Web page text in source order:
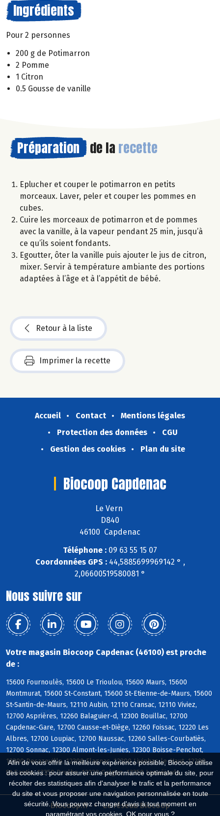
Afin de vous offrir la meilleure expérience possible, Biocoop utilise
des cookies : pour assurer une performance optimale du site, pour
récolter des statistiques afin d'analyser le trafic et la performance
du site et vous proposer une navigation personnalisée en toute
sécurité. Vous pouvez changer d'avis à tout moment en
paramétrant vos cookies. OK pour vous ?
Ingrédients
Pour 2 personnes
200 g de Potimarron
2 Pomme
1 Citron
0.5 Gousse de vanille
Préparation de la recette
Eplucher et couper le potimarron en petits
morceaux. Laver, peler et couper les pommes en
cubes.
Cuire les morceaux de potimarron et de pommes
avec la vanille, à la vapeur pendant 25 min, jusqu’à
ce qu’ils soient fondants.
Egoutter, ôter la vanille puis ajouter le jus de citron,
mixer. Servir à température ambiante des portions
adaptées à l’âge et à l’appétit de bébé.
Retour à la liste
Imprimer la recette
Accueil Contact
Mentions légales
Protection des données
CGU
Gestion des cookies
Plan du site
Biocoop Capdenac
Le Vern
D840
46100 Capdenac
Téléphone : 09 63 55 15 07
Coordonnées GPS :44,5885699969142 ° ,
2,06600519580081 °
Nous suivre sur
Votre magasin Biocoop Capdenac (46100) est proche
de :
15600 Fournoulès, 15600 Le Trioulou, 15600 Maurs, 15600
Montmurat, 15600 St-Constant, 15600 St-Etienne-de-Maurs, 15600
St-Santin-de-Maurs, 12110 Aubin, 12110 Cransac, 12110 Viviez,
12700 Asprières, 12260 Balaguier-d, 12300 Bouillac, 12700
Capdenac-Gare, 12700 Causse-et-Diège, 12260 Foissac, 12220 Les
Albres, 12700 Loupiac, 12700 Naussac, 12260 Salles-Courbatiès,
12700 Sonnac, 12300 Almont-les-Junies, 12300 Boisse-Penchot,
12300 Decazeville, 12300 Flagnac, 12300 Livinhac-le-Haut, 12300
St-Santin, 12350 Drulhe, 12220 Galgan, 12350 Lanuéjouls
Biocoop.fr
Le réseau Biocoop